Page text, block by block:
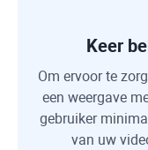
Keer
Om ervoor te
een weergave
gebruiker
van uw